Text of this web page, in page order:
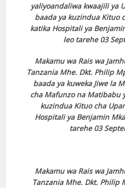
yaliyoandaliwa kwaajili ya
baada ya kuzindua Kituo
katika Hospitali ya
leo tarehe 03
Makamu wa Rais wa
Tanzania Mhe. Dkt. Philip
baada ya kuweka Jiwe la
cha Mafunzo na Matibabu
kuzindua Kituo cha
Hospitali ya Benjamin
tarehe 03
Makamu wa Rais wa
Tanzania Mhe. Dkt. Philip